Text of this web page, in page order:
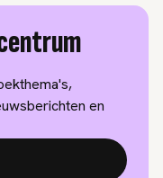
en